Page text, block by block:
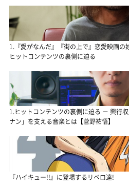
1.『愛がなんだ』『街の上で』恋愛映画の
ヒットコンテンツの裏側に迫る
1.ヒットコンテンツの裏側に迫る － 興行
ナン」を支える音楽とは【菅野祐悟】
『ハイキュー!!』に登場するリベロ達!